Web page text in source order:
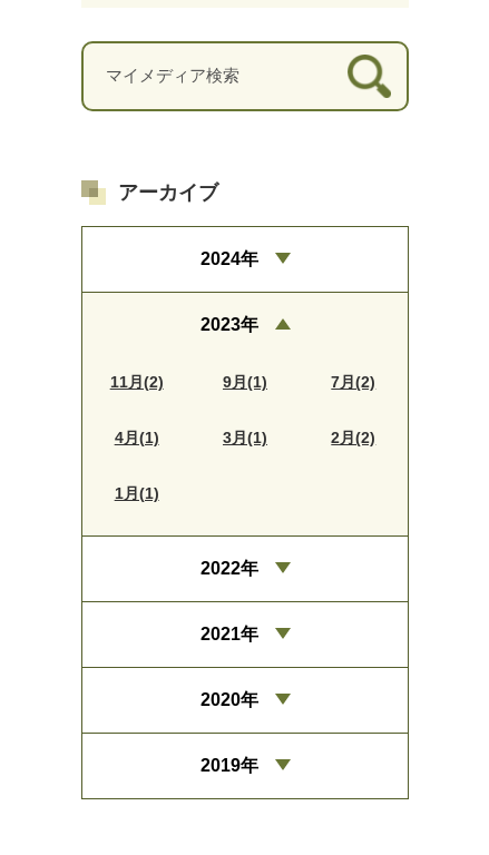
アーカイブ
2024年
2023年
11月(2) 9月(1) 7月(2)
4月(1) 3月(1) 2月(2)
1月(1)
2022年
2021年
2020年
2019年